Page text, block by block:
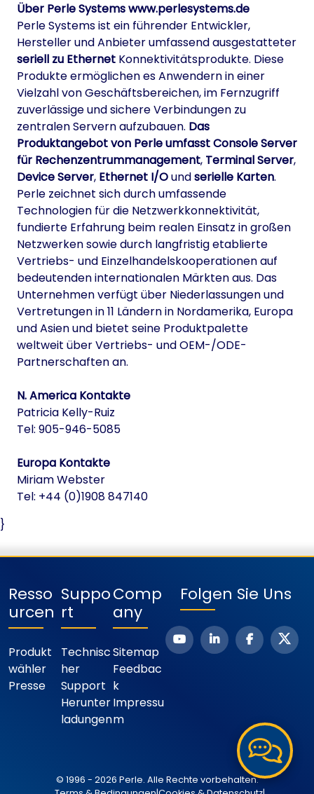
Über Perle Systemswww.perlesystems.de
Perle Systems ist ein führender Entwickler,
Hersteller und Anbieter umfassend ausgestatteter
seriell zu Ethernet Konnektivitätsprodukte. Diese
Produkte ermöglichen es Anwendern in einer
Vielzahl von Geschäftsbereichen, im Fernzugriff
zuverlässige und sichere Verbindungen zu
zentralen Servern aufzubauen. Das
Produktangebot von Perle umfasst Console Server
für Rechenzentrummanagement, Terminal Server,
Device Server, Ethernet I/Oundserielle Karten.
Perle zeichnet sich durch umfassende
Technologien für die Netzwerkkonnektivität,
fundierte Erfahrung beim realen Einsatz in großen
Netzwerken sowie durch langfristig etablierte
Vertriebs- und Einzelhandelskooperationen auf
bedeutenden internationalen Märkten aus. Das
Unternehmen verfügt über Niederlassungen und
Vertretungen in 11 Ländern in Nordamerika, Europa
und Asien und bietet seine Produktpalette
weltweit über Vertriebs- und OEM-/ODE-
Partnerschaften an.
N. America Kontakte
Patricia Kelly-Ruiz
Tel: 905-946-5085
Europa Kontakte
Miriam Webster
Tel: +44 (0)1908 847140
}
Resso
Urcen
Produkt
Wähler
Presse
Suppo
Rt
Technisc
Her
Support
Herunter
Ladungen
Comp
Any
Sitemap
Feedbac
K
Impressu
M
Folgen Sie Uns
© 1996 - 2026 Perle. Alle Rechte vorbehalten.